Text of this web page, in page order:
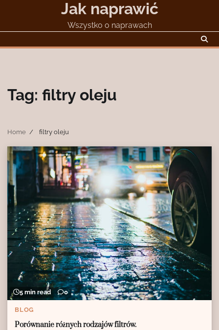
Jak naprawić
Wszystko o naprawach
Tag: filtry oleju
Home filtry oleju
5 min read 0
BLOG
Porównanie różnych rodzajów filtrów.